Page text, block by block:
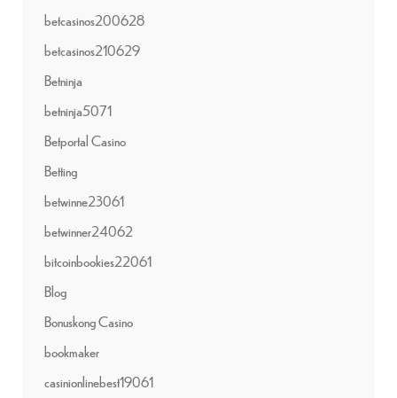
betcasinos200628
betcasinos210629
Betninja
betninja5071
Betportal Casino
Betting
betwinne23061
betwinner24062
bitcoinbookies22061
Blog
Bonuskong Casino
bookmaker
casinionlinebest19061